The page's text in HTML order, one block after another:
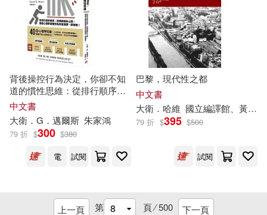
山田社日檢題庫小組(37)
楊東勝(37) 簡子傑(37)
聶衛平(37) 莊畢凡(37)
趙建昆(37) （明）吳承恩(37)
（美）雷蒙德·錢德勒(37)
明天出版社(292) 五南(289)
華語教學出版社(288)
得利影視(287)
中國友誼出版公司(284)
木馬文化(284)
貴州人民出版社(284)
背後操控行為決定，你卻不知
道的慣性思維：從排行順序迷
思，到規避損失心態，透過心
理學搞懂你為何這樣想、那樣
做!
中文書
大衛 ．G．邁爾斯 朱家鴻
79 折 $300 $380
電
試閱
巴黎，現代性之都
中文書
大衛 ．哈維 國立編譯館、黃煜文
79 折 $395 $500
試閱
上一頁 第 頁 ⁄500 下一頁